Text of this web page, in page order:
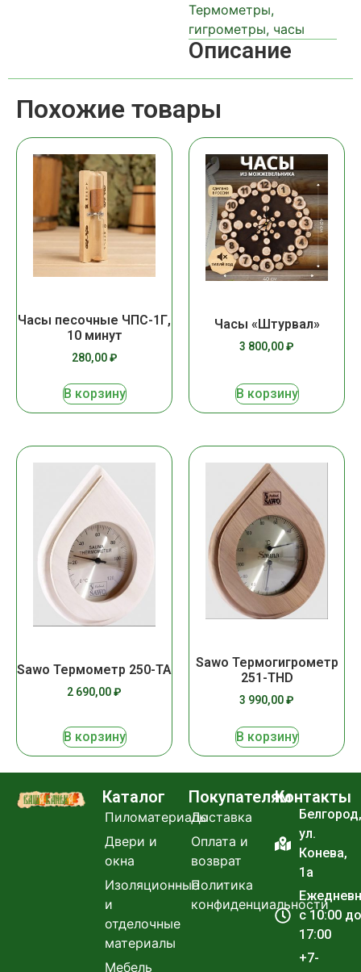
Термометры,
гигрометры, часы
Описание
Похожие товары
Часы песочные ЧПС-1Г,
10 минут
280,00₽
В корзину
Часы «Штурвал»
3 800,00₽
В корзину
Sawo Термометр 250-ТА
2 690,00₽
В корзину
Sawo Термогигрометр
251-THD
3 990,00₽
В корзину
Каталог
Пиломатериалы
Двери и
окна
Изоляционные
и
отделочные
материалы
Мебель
Покупателям
Доставка
Оплата и
возврат
Политика
конфиденциальности
Контакты
Белгород,
ул.
Конева,
1а
с 10:00 до
17:00
+7-